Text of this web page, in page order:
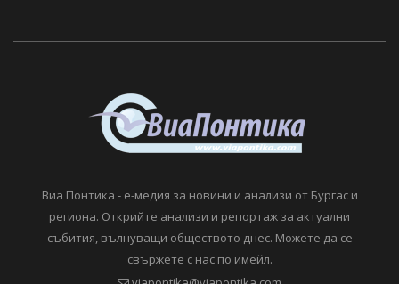
Виа Понтика - е-медия за новини и анализи от Бургас и
региона. Открийте анализи и репортаж за актуални
събития, вълнуващи обществото днес. Можете да се
свържете с нас по имейл.